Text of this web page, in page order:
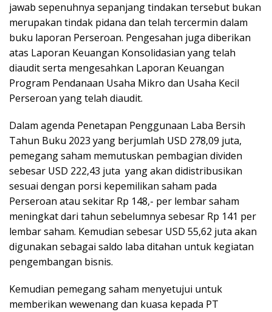
jawab sepenuhnya sepanjang tindakan tersebut bukan
merupakan tindak pidana dan telah tercermin dalam
buku laporan Perseroan. Pengesahan juga diberikan
atas Laporan Keuangan Konsolidasian yang telah
diaudit serta mengesahkan Laporan Keuangan
Program Pendanaan Usaha Mikro dan Usaha Kecil
Perseroan yang telah diaudit.
Dalam agenda Penetapan Penggunaan Laba Bersih
Tahun Buku 2023 yang berjumlah USD 278,09 juta,
pemegang saham memutuskan pembagian dividen
sebesar USD 222,43 juta yang akan didistribusikan
sesuai dengan porsi kepemilikan saham pada
Perseroan atau sekitar Rp 148,- per lembar saham
meningkat dari tahun sebelumnya sebesar Rp 141 per
lembar saham. Kemudian sebesar USD 55,62 juta akan
digunakan sebagai saldo laba ditahan untuk kegiatan
pengembangan bisnis.
Kemudian pemegang saham menyetujui untuk
memberikan wewenang dan kuasa kepada PT